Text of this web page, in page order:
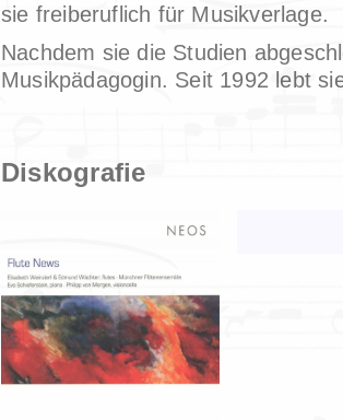
sie freiberuflich für Musikverlage.
Nachdem sie die Studien
Musikpädagogin. Seit 1992 lebt
Diskografie